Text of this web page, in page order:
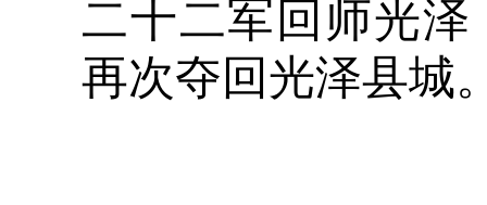
二十二军回师光
再次夺回光泽县城